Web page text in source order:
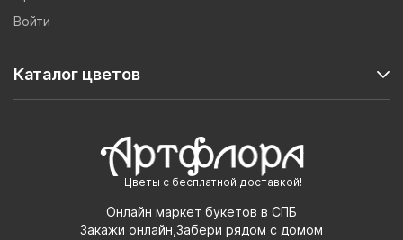
Цветы с бесплатной доставкой!
Онлайн маркет букетов в СПБ
Закажи онлайн,Забери рядом с домом
Войти
Каталог цветов